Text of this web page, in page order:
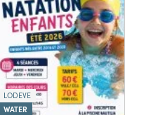
LODEVE
WATER